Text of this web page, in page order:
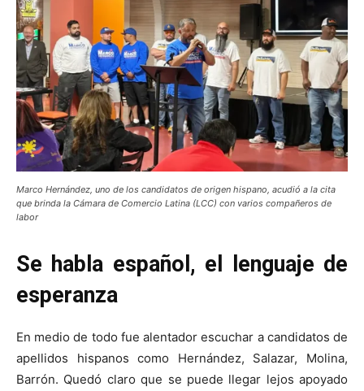
Marco Hernández, uno de los candidatos de origen hispano, acudió a la cita
que brinda la Cámara de Comercio Latina (LCC) con varios compañeros de
labor
Se habla español, el lenguaje de
esperanza
En medio de todo fue alentador escuchar a candidatos de
apellidos hispanos como Hernández, Salazar, Molina,
Barrón. Quedó claro que se puede llegar lejos apoyado